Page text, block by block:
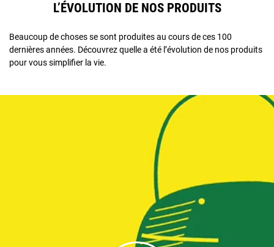
L’ÉVOLUTION DE NOS PRODUITS
Beaucoup de choses se sont produites au cours de ces 100
dernières années. Découvrez quelle a été l’évolution de nos produits
pour vous simplifier la vie.